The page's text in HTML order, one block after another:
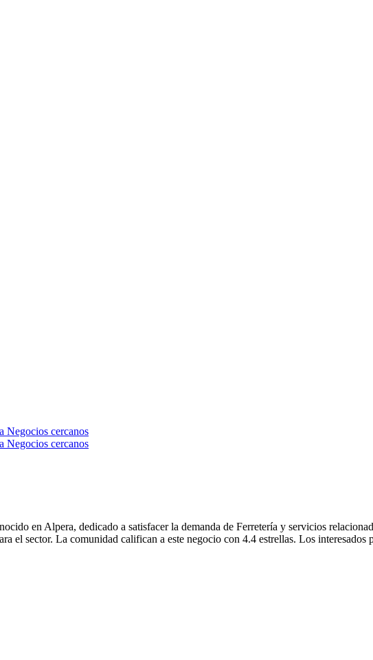
Negocios cercanos
Negocios cercanos
en Alpera, dedicado a satisfacer la demanda de Ferretería y servicios
el sector. La comunidad califican a este negocio con 4.4 estrellas. Los interesados